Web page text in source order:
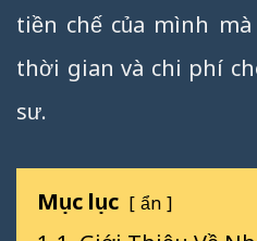
tiền chế của mình
thời gian và chi phí
sư.
Mục lục ẩn